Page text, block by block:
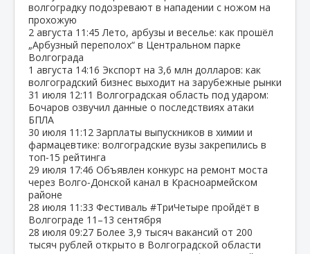
волгоградку подозревают в нападении с ножом на
прохожую
2 августа 11:45 Лето, арбузы и веселье: как прошёл
„Арбузный переполох“ в Центральном парке
Волгограда
1 августа 14:16 Экспорт на 3,6 млн долларов: как
волгоградский бизнес выходит на зарубежные рынки
31 июля 12:11 Волгоградская область под ударом:
Бочаров озвучил данные о последствиях атаки
БПЛА
30 июля 11:12 Зарплаты выпускников в химии и
фармацевтике: волгоградские вузы закрепились в
топ‑15 рейтинга
29 июля 17:46 Объявлен конкурс на ремонт моста
через Волго‑Донской канал в Красноармейском
районе
28 июля 11:33 Фестиваль #ТриЧетыре пройдёт в
Волгограде 11–13 сентября
28 июля 09:27 Более 3,9 тысяч вакансий от 200
тысяч рублей открыто в Волгоградской области